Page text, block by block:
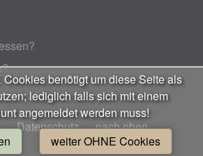
Datenschutz nach oben
benötigt um diese Seite als
lediglich falls sich mit einem
angemeldet werden muss!
weiter OHNE Cookies